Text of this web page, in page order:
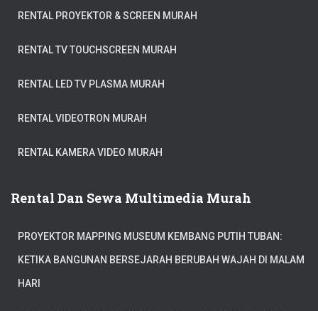
RENTAL PROYEKTOR & SCREEN MURAH
RENTAL TV TOUCHSCREEN MURAH
RENTAL LED TV PLASMA MURAH
RENTAL VIDEOTRON MURAH
RENTAL KAMERA VIDEO MURAH
Rental Dan Sewa Multimedia Murah
PROYEKTOR MAPPING MUSEUM KEMBANG PUTIH TUBAN:
KETIKA BANGUNAN BERSEJARAH BERUBAH WAJAH DI MALAM
HARI